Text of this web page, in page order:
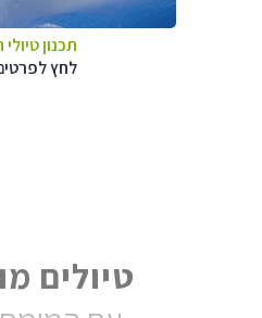
תכנון
לחץ
טיולים